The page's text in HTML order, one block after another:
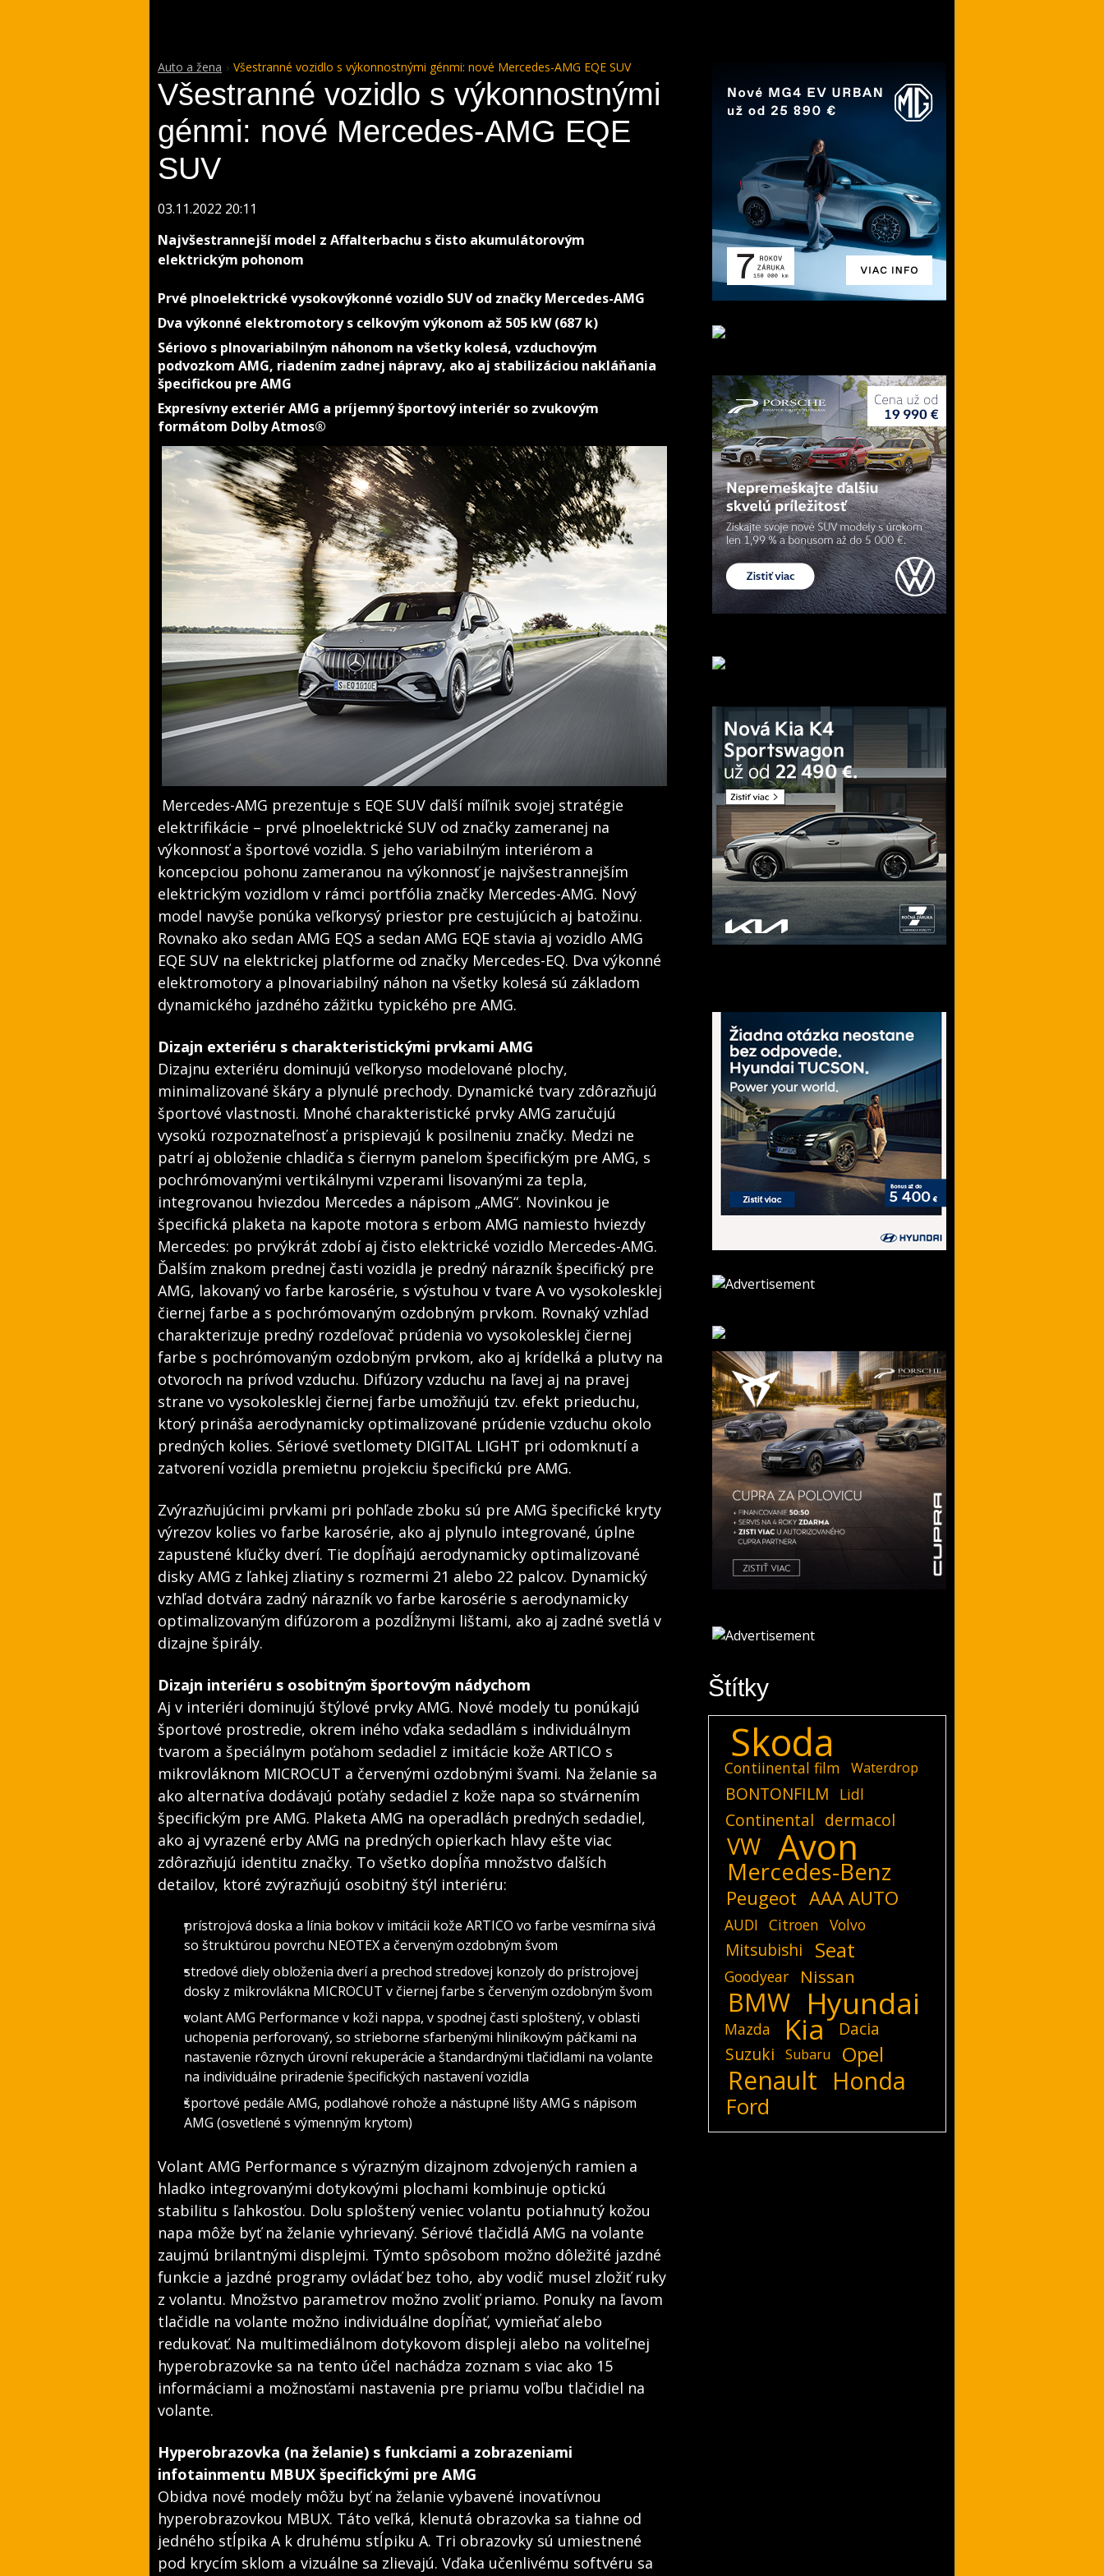
Auto a žena Všestranné vozidlo s výkonnostnými génmi: nové Mercedes-AMG EQE SUV
Všestranné vozidlo s výkonnostnými
génmi: nové Mercedes-AMG EQE
SUV
03.11.2022 20:11
Najvšestrannejší model z Affalterbachu s čisto akumulátorovým
elektrickým pohonom
Prvé plnoelektrické vysokovýkonné vozidlo SUV od značky Mercedes-AMG
Dva výkonné elektromotory s celkovým výkonom až 505 kW (687 k)
Sériovo s plnovariabilným náhonom na všetky kolesá, vzduchovým
podvozkom AMG, riadením zadnej nápravy, ako aj stabilizáciou nakláňania
špecifickou pre AMG
Expresívny exteriér AMG a príjemný športový interiér so zvukovým
formátom Dolby Atmos®
Mercedes-AMG prezentuje s EQE SUV ďalší míľnik svojej stratégie
elektrifikácie – prvé plnoelektrické SUV od značky zameranej na
výkonnosť a športové vozidla. S jeho variabilným interiérom a
koncepciou pohonu zameranou na výkonnosť je najvšestrannejším
elektrickým vozidlom v rámci portfólia značky Mercedes-AMG. Nový
model navyše ponúka veľkorysý priestor pre cestujúcich aj batožinu.
Rovnako ako sedan AMG EQS a sedan AMG EQE stavia aj vozidlo AMG
EQE SUV na elektrickej platforme od značky Mercedes-EQ. Dva výkonné
elektromotory a plnovariabilný náhon na všetky kolesá sú základom
dynamického jazdného zážitku typického pre AMG.
Dizajn exteriéru s charakteristickými prvkami AMG
Dizajnu exteriéru dominujú veľkoryso modelované plochy,
minimalizované škáry a plynulé prechody. Dynamické tvary zdôrazňujú
športové vlastnosti. Mnohé charakteristické prvky AMG zaručujú
vysokú rozpoznateľnosť a prispievajú k posilneniu značky. Medzi ne
patrí aj obloženie chladiča s čiernym panelom špecifickým pre AMG, s
pochrómovanými vertikálnymi vzperami lisovanými za tepla,
integrovanou hviezdou Mercedes a nápisom „AMG“. Novinkou je
špecifická plaketa na kapote motora s erbom AMG namiesto hviezdy
Mercedes: po prvýkrát zdobí aj čisto elektrické vozidlo Mercedes-AMG.
Ďalším znakom prednej časti vozidla je predný nárazník špecifický pre
AMG, lakovaný vo farbe karosérie, s výstuhou v tvare A vo vysokolesklej
čiernej farbe a s pochrómovaným ozdobným prvkom. Rovnaký vzhľad
charakterizuje predný rozdeľovač prúdenia vo vysokolesklej čiernej
farbe s pochrómovaným ozdobným prvkom, ako aj krídelká a plutvy na
otvoroch na prívod vzduchu. Difúzory vzduchu na ľavej aj na pravej
strane vo vysokolesklej čiernej farbe umožňujú tzv. efekt prieduchu,
ktorý prináša aerodynamicky optimalizované prúdenie vzduchu okolo
predných kolies. Sériové svetlomety DIGITAL LIGHT pri odomknutí a
zatvorení vozidla premietnu projekciu špecifickú pre AMG.
Zvýrazňujúcimi prvkami pri pohľade zboku sú pre AMG špecifické kryty
výrezov kolies vo farbe karosérie, ako aj plynulo integrované, úplne
zapustené kľučky dverí. Tie dopĺňajú aerodynamicky optimalizované
disky AMG z ľahkej zliatiny s rozmermi 21 alebo 22 palcov. Dynamický
vzhľad dotvára zadný nárazník vo farbe karosérie s aerodynamicky
optimalizovaným difúzorom a pozdĺžnymi lištami, ako aj zadné svetlá v
dizajne špirály.
Dizajn interiéru s osobitným športovým nádychom
Aj v interiéri dominujú štýlové prvky AMG. Nové modely tu ponúkajú
športové prostredie, okrem iného vďaka sedadlám s individuálnym
tvarom a špeciálnym poťahom sedadiel z imitácie kože ARTICO s
mikrovláknom MICROCUT a červenými ozdobnými švami. Na želanie sa
ako alternatíva dodávajú poťahy sedadiel z kože napa so stvárnením
špecifickým pre AMG. Plaketa AMG na operadlách predných sedadiel,
ako aj vyrazené erby AMG na predných opierkach hlavy ešte viac
zdôrazňujú identitu značky. To všetko dopĺňa množstvo ďalších
detailov, ktoré zvýrazňujú osobitný štýl interiéru:
prístrojová doska a línia bokov v imitácii kože ARTICO vo farbe vesmírna sivá
so štruktúrou povrchu NEOTEX a červeným ozdobným švom
stredové diely obloženia dverí a prechod stredovej konzoly do prístrojovej
dosky z mikrovlákna MICROCUT v čiernej farbe s červeným ozdobným švom
volant AMG Performance v koži nappa, v spodnej časti sploštený, v oblasti
uchopenia perforovaný, so strieborne sfarbenými hliníkovým páčkami na
nastavenie rôznych úrovní rekuperácie a štandardnými tlačidlami na volante
na individuálne priradenie špecifických nastavení vozidla
športové pedále AMG, podlahové rohože a nástupné lišty AMG s nápisom
AMG (osvetlené s výmenným krytom)
Volant AMG Performance s výrazným dizajnom zdvojených ramien a
hladko integrovanými dotykovými plochami kombinuje optickú
stabilitu s ľahkosťou. Dolu sploštený veniec volantu potiahnutý kožou
napa môže byť na želanie vyhrievaný. Sériové tlačidlá AMG na volante
zaujmú brilantnými displejmi. Týmto spôsobom možno dôležité jazdné
funkcie a jazdné programy ovládať bez toho, aby vodič musel zložiť ruky
z volantu. Množstvo parametrov možno zvoliť priamo. Ponuky na ľavom
tlačidle na volante možno individuálne dopĺňať, vymieňať alebo
redukovať. Na multimediálnom dotykovom displeji alebo na voliteľnej
hyperobrazovke sa na tento účel nachádza zoznam s viac ako 15
informáciami a možnosťami nastavenia pre priamu voľbu tlačidiel na
volante.
Hyperobrazovka (na želanie) s funkciami a zobrazeniami
infotainmentu MBUX špecifickými pre AMG
Obidva nové modely môžu byť na želanie vybavené inovatívnou
hyperobrazovkou MBUX. Táto veľká, klenutá obrazovka sa tiahne od
jedného stĺpika A k druhému stĺpiku A. Tri obrazovky sú umiestnené
pod krycím sklom a vizuálne sa zlievajú. Vďaka učenlivému softvéru sa
Štítky
Skoda
Contiinental film Waterdrop
BONTONFILM Lidl
Continental dermacol
VW Avon
Mercedes-Benz
Peugeot AAA AUTO
AUDI Citroen Volvo
Mitsubishi Seat
Goodyear Nissan
BMW Hyundai
Mazda Kia
Dacia
Suzuki
Subaru Opel
Renault Honda
Ford